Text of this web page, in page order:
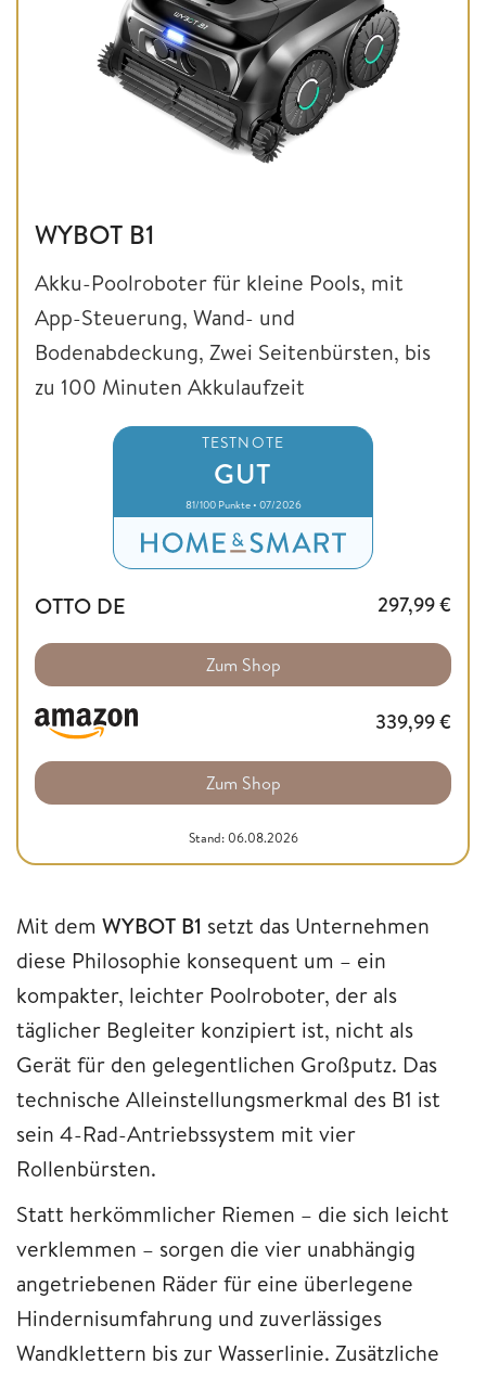
WYBOT B1
Akku-Poolroboter für kleine Pools, mit
App-Steuerung, Wand- und
Bodenabdeckung, Zwei Seitenbürsten, bis
zu 100 Minuten Akkulaufzeit
TESTNOTE
GUT
81/100 Punkte • 07/2026
OTTO DE 297,99€
Zum Shop
339,99€
Zum Shop
Stand: 06.08.2026
Mit dem WYBOT B1 setzt das Unternehmen
diese Philosophie konsequent um – ein
kompakter, leichter Poolroboter, der als
täglicher Begleiter konzipiert ist, nicht als
Gerät für den gelegentlichen Großputz. Das
technische Alleinstellungsmerkmal des B1 ist
sein 4-Rad-Antriebssystem mit vier
Rollenbürsten.
Statt herkömmlicher Riemen – die sich leicht
verklemmen – sorgen die vier unabhängig
angetriebenen Räder für eine überlegene
Hindernisumfahrung und zuverlässiges
Wandklettern bis zur Wasserlinie. Zusätzliche